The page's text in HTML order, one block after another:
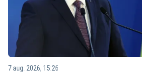
7 aug. 2026, 15:26